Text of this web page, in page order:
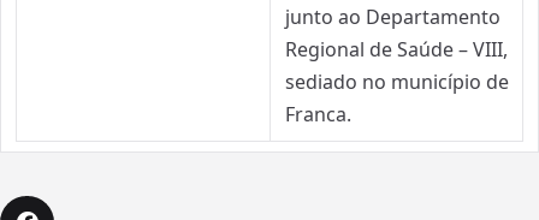
junto ao Departamento
Regional de Saúde – VIII,
sediado no município de
Franca.